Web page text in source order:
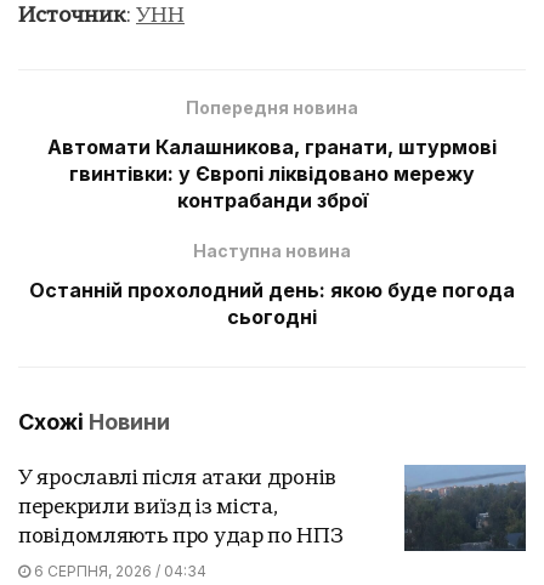
Источник: УНН
Попередня новина
Автомати Калашникова, гранати, штурмові
гвинтівки: у Європі ліквідовано мережу
контрабанди зброї
Наступна новина
Останній прохолодний день: якою буде погода
сьогодні
Схожі Новини
У ярославлі після атаки дронів
перекрили виїзд із міста,
повідомляють про удар по НПЗ
6 СЕРПНЯ, 2026 / 04:34